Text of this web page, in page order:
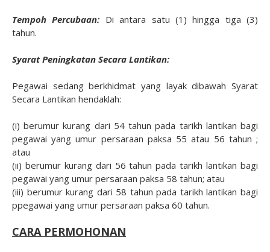
Tempoh Percubaan: Di antara satu (1) hingga tiga (3)
tahun.
Syarat Peningkatan Secara Lantikan:
Pegawai sedang berkhidmat yang layak dibawah Syarat
Secara Lantikan hendaklah:
(i) berumur kurang dari 54 tahun pada tarikh lantikan bagi
pegawai yang umur persaraan paksa 55 atau 56 tahun ;
atau
(ii) berumur kurang dari 56 tahun pada tarikh lantikan bagi
pegawai yang umur persaraan paksa 58 tahun; atau
(iii) berumur kurang dari 58 tahun pada tarikh lantikan bagi
ppegawai yang umur persaraan paksa 60 tahun.
CARA PERMOHONAN